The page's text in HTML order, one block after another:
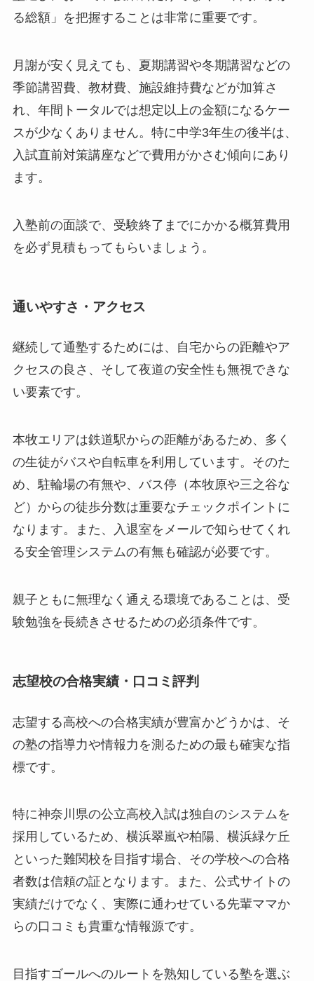
る総額」を把握することは非常に重要です。
月謝が安く見えても、夏期講習や冬期講習などの
季節講習費、教材費、施設維持費などが加算さ
れ、年間トータルでは想定以上の金額になるケー
スが少なくありません。特に中学3年生の後半は、
入試直前対策講座などで費用がかさむ傾向にあり
ます。
入塾前の面談で、受験終了までにかかる概算費用
を必ず見積もってもらいましょう。
通いやすさ・アクセス
継続して通塾するためには、自宅からの距離やア
クセスの良さ、そして夜道の安全性も無視できな
い要素です。
本牧エリアは鉄道駅からの距離があるため、多く
の生徒がバスや自転車を利用しています。そのた
め、駐輪場の有無や、バス停（本牧原や三之谷な
ど）からの徒歩分数は重要なチェックポイントに
なります。また、入退室をメールで知らせてくれ
る安全管理システムの有無も確認が必要です。
親子ともに無理なく通える環境であることは、受
験勉強を長続きさせるための必須条件です。
志望校の合格実績・口コミ評判
志望する高校への合格実績が豊富かどうかは、そ
の塾の指導力や情報力を測るための最も確実な指
標です。
特に神奈川県の公立高校入試は独自のシステムを
採用しているため、横浜翠嵐や柏陽、横浜緑ケ丘
といった難関校を目指す場合、その学校への合格
者数は信頼の証となります。また、公式サイトの
実績だけでなく、実際に通わせている先輩ママか
らの口コミも貴重な情報源です。
目指すゴールへのルートを熟知している塾を選ぶ